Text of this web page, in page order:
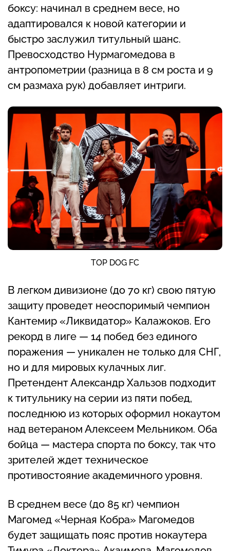
боксу: начинал в среднем весе, но
адаптировался к новой категории и
быстро заслужил титульный шанс.
Превосходство Нурмагомедова в
антропометрии (разница в 8 см роста и 9
см размаха рук) добавляет интриги.
TOP DOG FC
В легком дивизионе (до 70 кг) свою пятую
защиту проведет неоспоримый чемпион
Кантемир «Ликвидатор» Калажоков. Его
рекорд в лиге — 14 побед без единого
поражения — уникален не только для СНГ,
но и для мировых кулачных лиг.
Претендент Александр Хальзов подходит
к титульнику на серии из пяти побед,
последнюю из которых оформил нокаутом
над ветераном Алексеем Мельником. Оба
бойца — мастера спорта по боксу, так что
зрителей ждет техническое
противостояние академичного уровня.
В среднем весе (до 85 кг) чемпион
Магомед «Черная Кобра» Магомедов
будет защищать пояс против нокаутера